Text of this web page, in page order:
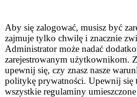
Aby się zalogować, musisz być
zajmuje tylko chwilę i znacznie
Administrator może nadać
zarejestrowanym użytkownikom.
upewnij się, czy znasz nasze
politykę prywatności. Upewnij się
wszystkie regulaminy